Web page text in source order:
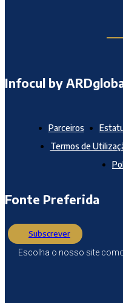
Infocul by
Parceiros
Termos de
Fonte Preferida
Subscrever
Escolha o nosso site